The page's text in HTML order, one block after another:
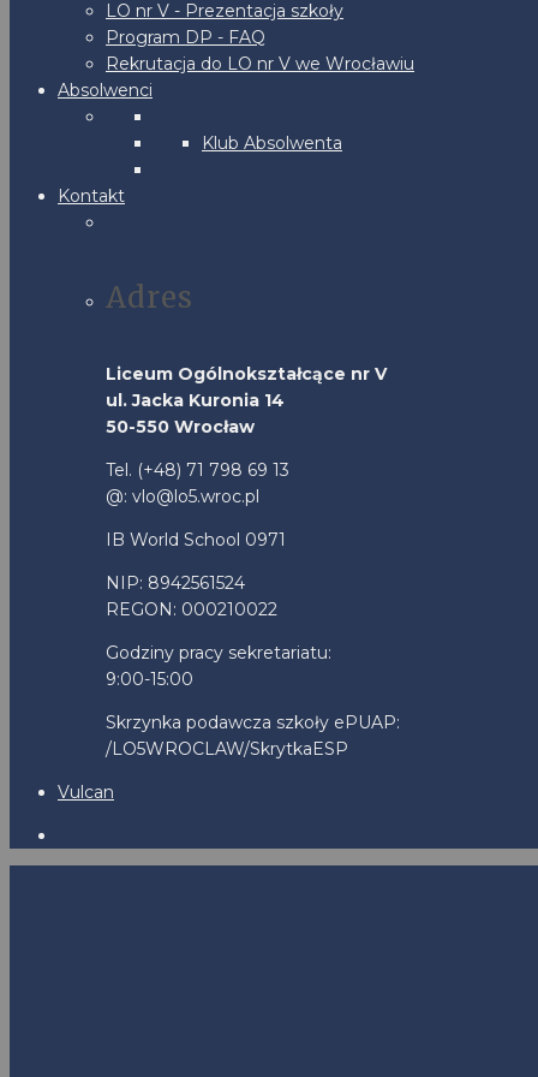
LO nr V - Prezentacja szkoły
Program DP - FAQ
Rekrutacja do LO nr V we Wrocławiu
Absolwenci
Klub Absolwenta
Kontakt
Adres
Liceum Ogólnokształcące nr V
ul. Jacka Kuronia 14
50-550 Wrocław
Tel. (+48) 71 798 69 13
@: vlo@lo5.wroc.pl
IB World School 0971
NIP: 8942561524
REGON: 000210022
Godziny pracy sekretariatu:
9:00-15:00
Skrzynka podawcza szkoły ePUAP:
/LO5WROCLAW/SkrytkaESP
Vulcan